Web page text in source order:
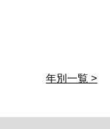
年別一覧 >